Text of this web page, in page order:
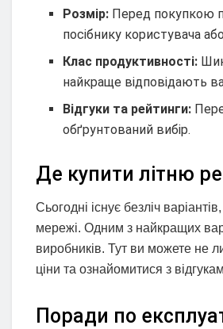
Розмір: Перед покупкою
посібнику користувача
Клас продуктивності:
найкраще відповідають
Відгуки та рейтинги:
обґрунтований вибір.
Де купити літню
Сьогодні існує безліч
мережі. Одним з найкращих
виробників. Тут ви можете не
ціни та ознайомитися з
Поради по